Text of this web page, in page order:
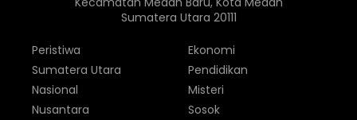
Sumatera Utara 20111
Peristiwa
Sumatera Utara
Nasional
Nusantara
Ekonomi
Pendidikan
Misteri
Sosok